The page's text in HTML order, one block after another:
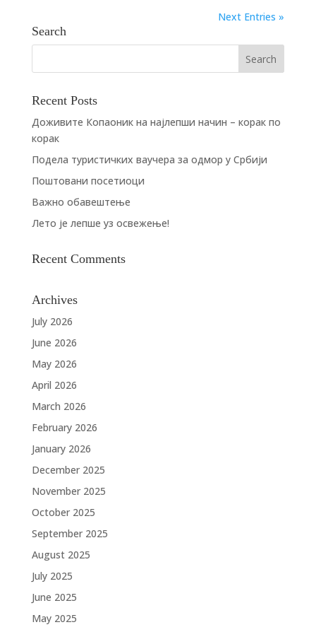
Next Entries »
Search
Recent Posts
Доживите Копаоник на најлепши начин – корак по
корак
Подела туристичких ваучера за одмор у Србији
Поштовани посетиоци
Важно обавештење
Лето је лепше уз освежење!
Recent Comments
Archives
July 2026
June 2026
May 2026
April 2026
March 2026
February 2026
January 2026
December 2025
November 2025
October 2025
September 2025
August 2025
July 2025
June 2025
May 2025